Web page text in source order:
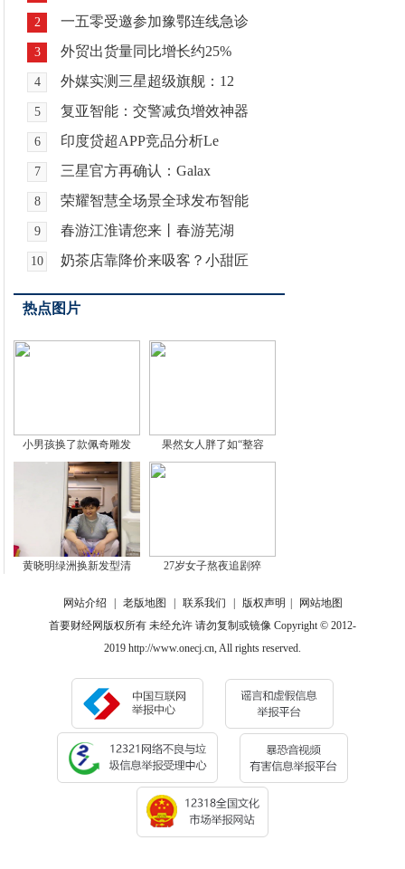
2 一五零受邀参加豫鄂连线急诊
3 外贸出货量同比增长约25%
4 外媒实测三星超级旗舰：12
5 复亚智能：交警减负增效神器
6 印度贷超APP竞品分析Le
7 三星官方再确认：Galax
8 荣耀智慧全场景全球发布智能
9 春游江淮请您来丨春游芜湖
10 奶茶店靠降价来吸客？小甜匠
热点图片
小男孩换了款佩奇雕发 果然女人胖了如“整容
黄晓明绿洲换新发型清 27岁女子熬夜追剧猝
网站介绍 老版地图 联系我们 版权声明
网站地图
首要财经网版权所有 未经允许 请勿复制或镜像 Copyright © 2012-
2019 http://www.onecj.cn, All rights reserved.